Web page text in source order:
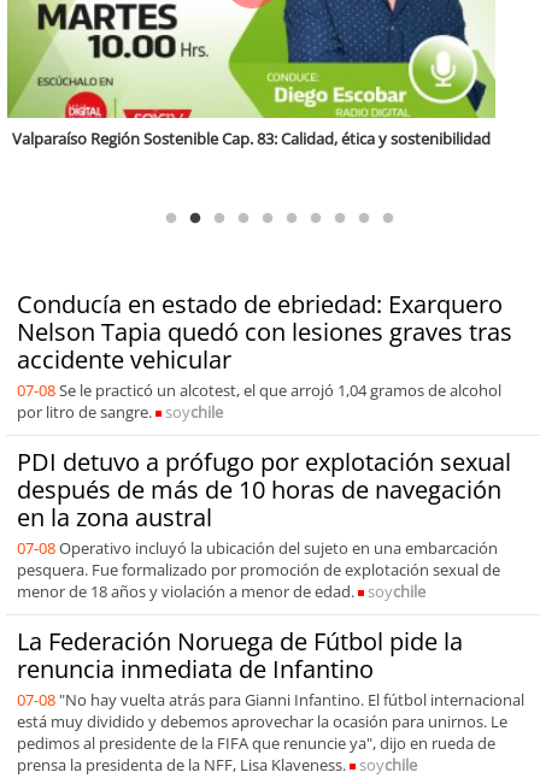
Conducía en estado de ebriedad: Exarquero
Nelson Tapia quedó con lesiones graves tras
accidente vehicular
07-08Se le practicó un alcotest, el que arrojó 1,04 gramos de alcohol
por litro de sangre.
soychile
PDI detuvo a prófugo por explotación sexual
después de más de 10 horas de navegación
en la zona austral
07-08Operativo incluyó la ubicación del sujeto en una embarcación
pesquera. Fue formalizado por promoción de explotación sexual de
menor de 18 años y violación a menor de edad.
soychile
La Federación Noruega de Fútbol pide la
renuncia inmediata de Infantino
07-08 "No hay vuelta atrás para Gianni Infantino. El fútbol internacional
está muy dividido y debemos aprovechar la ocasión para unirnos. Le
pedimos al presidente de la FIFA que renuncie ya", dijo en rueda de
prensa la presidenta de la NFF, Lisa Klaveness.
soychile